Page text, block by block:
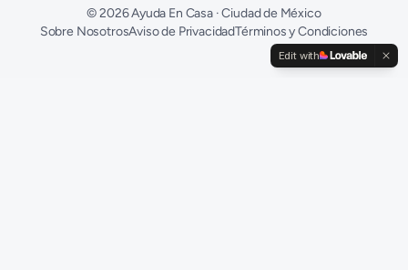
©2026Ayuda En Casa · Ciudad de México
Sobre NosotrosAviso de PrivacidadTérminos y Condiciones
Edit with